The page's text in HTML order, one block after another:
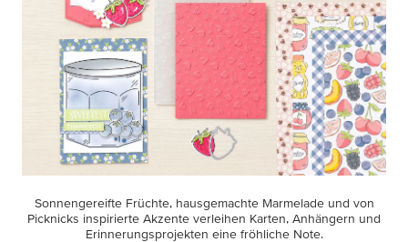
Sonnengereifte Früchte, hausgemachte Marmelade und von
Picknicks inspirierte Akzente verleihen Karten, Anhängern und
Erinnerungsprojekten eine fröhliche Note.